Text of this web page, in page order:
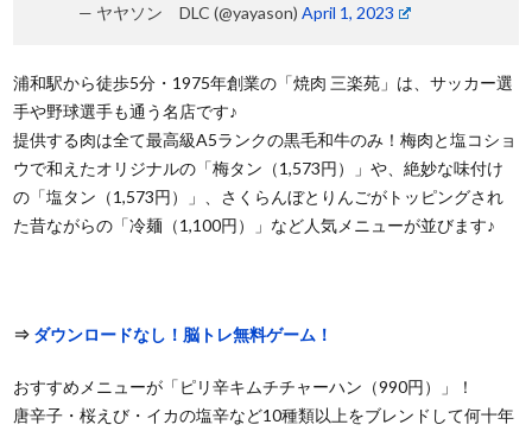
— ヤヤソン DLC (@yayason)April 1, 2023
浦和駅から徒歩5分・1975年創業の「焼肉 三楽苑」は、サッカー選
手や野球選手も通う名店です♪
提供する肉は全て最高級A5ランクの黒毛和牛のみ！梅肉と塩コショ
ウで和えたオリジナルの「梅タン（1,573円）」や、絶妙な味付け
の「塩タン（1,573円）」、さくらんぼとりんごがトッピングされ
た昔ながらの「冷麺（1,100円）」など人気メニューが並びます♪
⇒ ダウンロードなし！脳トレ無料ゲーム！
おすすめメニューが「ピリ辛キムチチャーハン（990円）」！
唐辛子・桜えび・イカの塩辛など10種類以上をブレンドして何十年